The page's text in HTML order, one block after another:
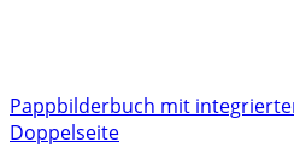
Pappbilderbuch mit
Doppelseite